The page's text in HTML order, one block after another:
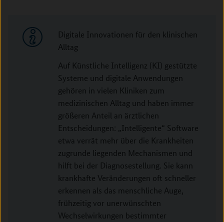
Digitale Innovationen für den klinischen
Alltag
Auf Künstliche Intelligenz (KI) gestützte
Systeme und digitale Anwendungen
gehören in vielen Kliniken zum
medizinischen Alltag und haben immer
größeren Anteil an ärztlichen
Entscheidungen: „Intelligente“ Software
etwa verrät mehr über die Krankheiten
zugrunde liegenden Mechanismen und
hilft bei der Diagnosestellung. Sie kann
krankhafte Veränderungen oft schneller
erkennen als das menschliche Auge,
frühzeitig vor unerwünschten
Wechselwirkungen bestimmter